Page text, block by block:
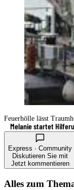
Feuerhölle lässt
Melanie startet
Express · Community
Diskutieren Sie mit
Jetzt kommentieren
Alles zum